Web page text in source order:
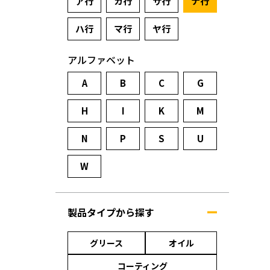
ハ行 マ行 ヤ行
アルファベット
A B C G
H I K M
N P S U
W
製品タイプから探す
グリース
オイル
コーティング